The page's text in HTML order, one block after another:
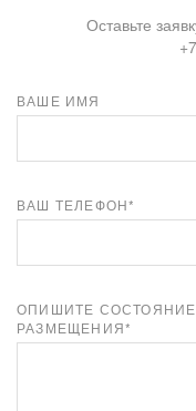
Оставьте
ВАШЕ ИМЯ
ВАШ ТЕЛЕФОН*
ОПИШИТЕ
РАЗМЕЩЕНИЯ*